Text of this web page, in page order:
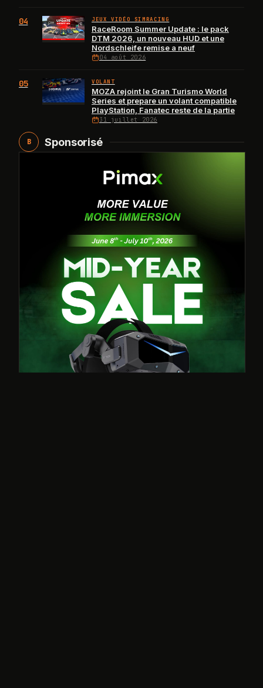
04 JEUX VIDÉO SIMRACING
RaceRoom Summer Update : le pack
DTM 2026, un nouveau HUD et une
Nordschleife remise a neuf
04 août 2026
05 VOLANT
MOZA rejoint le Gran Turismo World
Series et prepare un volant compatible
PlayStation, Fanatec reste de la partie
31 juillet 2026
B Sponsorisé